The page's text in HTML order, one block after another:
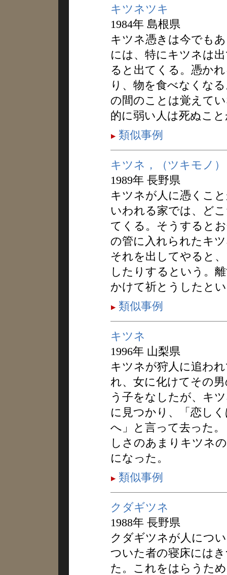
キツネツキ
1984年 島根県
キツネ憑きは今でも
には、特にキツネは
ると出てくる。憑か
り、物を食べなくな
の間のことは覚えて
的に弱い人は死ぬこ
類似事例
キツネ，（ツキモノ）
1989年 長野県
キツネが人に憑くこ
いわれる家では、ど
てくる。そうすると
の管に入れられたキ
それを出してやると
したりするという。
かけて祈とうしたと
類似事例
キツネ
1996年 山梨県
キツネが狩人に追わ
れ、女に化けてその
う子をなしたが、キ
に見つかり、「恋し
へ」と言って去った
しさのあまりキツネ
になった。
類似事例
クダギツネ
1988年 長野県
クダギツネが人につ
ついた者の寝床には
た。これをはらうた